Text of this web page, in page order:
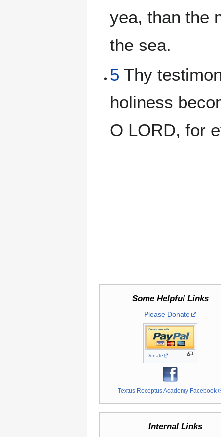
yea, than the
the sea.
5 Thy
holiness
O LORD, for
Some Helpful Links
Please Donate
Donate
Textus Receptus Academy Facebook
Internal Links